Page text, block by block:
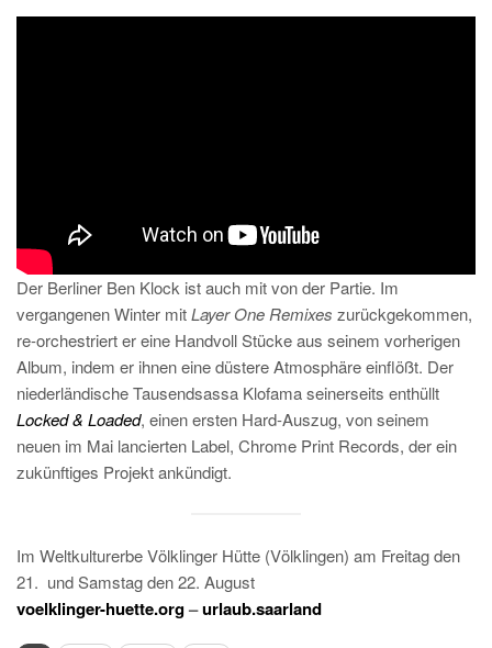
Der Berliner Ben Klock ist auch mit von der Partie. Im
vergangenen Winter mitLayer One Remixes zurückgekommen,
re-orchestriert er eine Handvoll Stücke aus seinem vorherigen
Album, indem er ihnen eine düstere Atmosphäre einflößt. Der
niederländische Tausendsassa Klofama seinerseits enthüllt
Locked & Loaded, einen ersten Hard-Auszug, von seinem
neuen im Mai lancierten Label, Chrome Print Records, der ein
zukünftiges Projekt ankündigt.
Im Weltkulturerbe Völklinger Hütte (Völklingen) am Freitag den
21. und Samstag den 22. August
voelklinger-huette.org–urlaub.saarland